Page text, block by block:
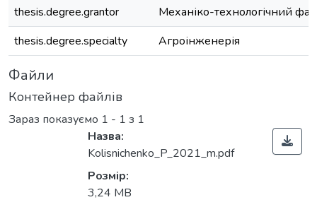
thesis.degree.grantor
Механіко-технологічний
thesis.degree.specialty
Агроінженерія
Файли
Контейнер файлів
Зараз показуємо 1 - 1 з 1
Назва:
Kolisnichenko_P_2021_m.pdf
Розмір:
3,24 MB